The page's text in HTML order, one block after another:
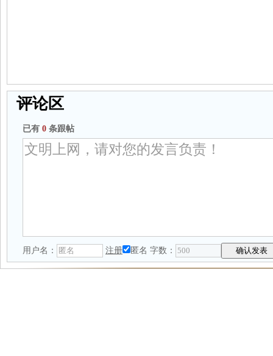
评论区
已有 0 条跟帖
用户名： 注册 匿名 字数：